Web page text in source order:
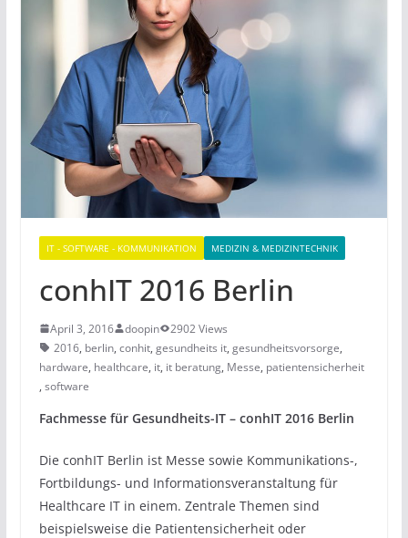
IT - SOFTWARE - KOMMUNIKATION MEDIZIN & MEDIZINTECHNIK
conhIT 2016 Berlin
April 3, 2016 doopin
2902 Views
2016, berlin, conhit, gesundheits it, gesundheitsvorsorge,
hardware, healthcare, it, it beratung, Messe, patientensicherheit
, software
Fachmesse für Gesundheits-IT – conhIT 2016 Berlin
Die conhIT Berlin ist Messe sowie Kommunikations-,
Fortbildungs- und Informationsveranstaltung für
Healthcare IT in einem. Zentrale Themen sind
beispielsweise die Patientensicherheit oder